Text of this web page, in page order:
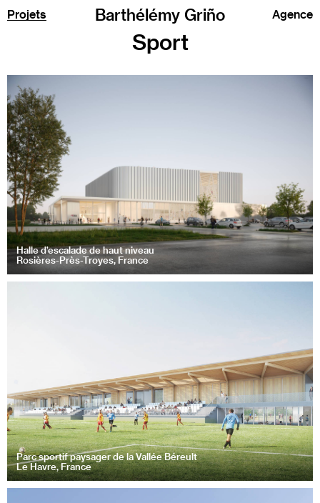
Barthélémy Griño
Projets Agence
Sport
Halle d’escalade de haut niveau
Rosières-Près-Troyes, France
Parc sportif paysager de la Vallée Béreult
Le Havre, France